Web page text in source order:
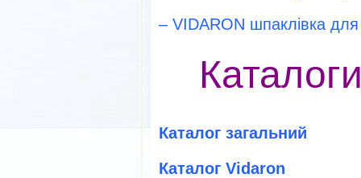
– VIDARON шпаклівка
Каталог загальний
Каталог Vidaron